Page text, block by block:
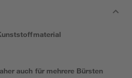
auch für mehrere Bürsten